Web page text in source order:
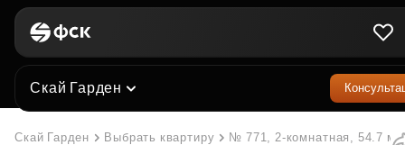
Скай Гарден
Скай Гарден Выбрать квартиру № 771, 2-комнатная, 54.7 м²